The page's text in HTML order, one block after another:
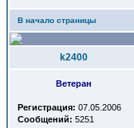
В начало страницы
k2400
Ветеран
Регистрация: 07.05.2006
Сообщений: 5251